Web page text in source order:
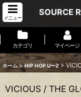
メニュー
SOURCE
カテゴリ マイページ
ホーム > HIP HOP U〜Z >
VICIOUS / THE